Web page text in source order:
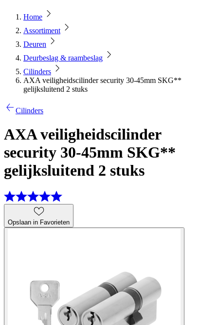
Home
Assortiment
Deuren
Deurbeslag & raambeslag
Cilinders
AXA veiligheidscilinder security 30-45mm SKG**
gelijksluitend 2 stuks
Cilinders
AXA veiligheidscilinder
security 30-45mm SKG**
gelijksluitend 2 stuks
Opslaan in Favorieten